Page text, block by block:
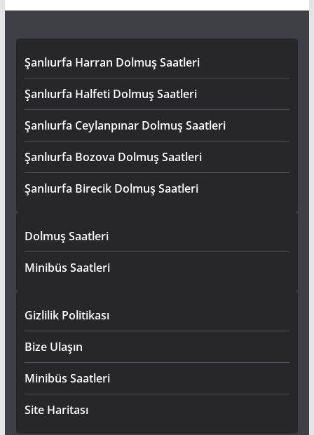
Şanlıurfa Harran Dolmuş Saatleri
Şanlıurfa Halfeti Dolmuş Saatleri
Şanlıurfa Ceylanpınar Dolmuş Saatleri
Şanlıurfa Bozova Dolmuş Saatleri
Şanlıurfa Birecik Dolmuş Saatleri
Dolmuş Saatleri
Minibüs Saatleri
Gizlilik Politikası
Bize Ulaşın
Minibüs Saatleri
Site Haritası